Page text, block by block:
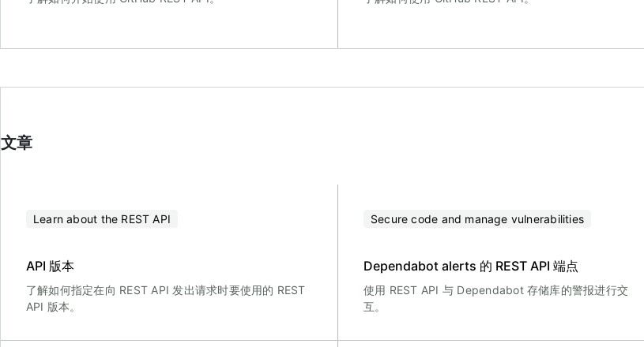
文章
Learn about the REST API
API 版本
了解如何指定在向 REST API 发出请求时要使用的 REST
API 版本。
Secure code and manage vulnerabilities
Dependabot alerts 的 REST API 端点
使用 REST API 与 Dependabot 存储库的警报进行交
互。